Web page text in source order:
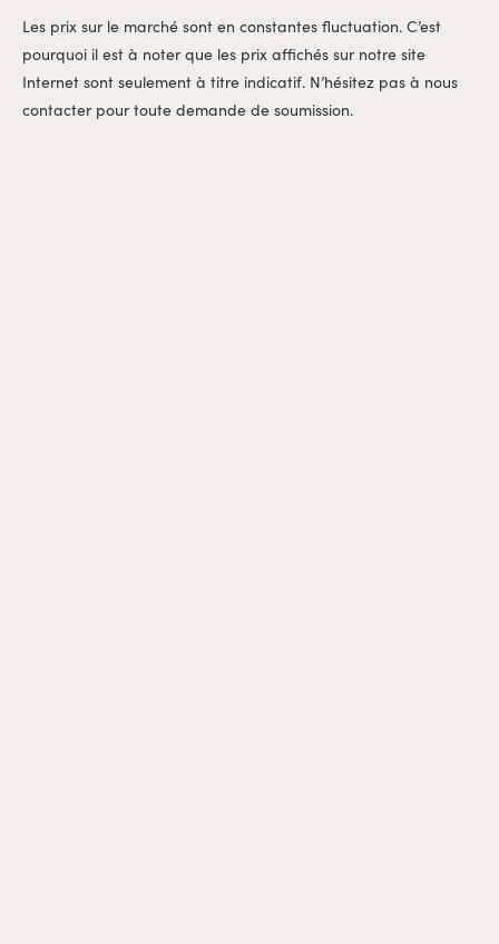
Les prix sur le marché sont en constantes fluctuation. C’est
pourquoi il est à noter que les prix affichés sur notre site
Internet sont seulement à titre indicatif. N’hésitez pas à nous
contacter pour toute demande de soumission.